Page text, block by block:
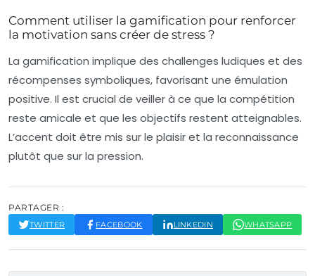
Comment utiliser la gamification pour renforcer
la motivation sans créer de stress ?
La gamification implique des challenges ludiques et des
récompenses symboliques, favorisant une émulation
positive. Il est crucial de veiller à ce que la compétition
reste amicale et que les objectifs restent atteignables.
L’accent doit être mis sur le plaisir et la reconnaissance
plutôt que sur la pression.
PARTAGER :
TWITTER FACEBOOK LINKEDIN WHATSAPP